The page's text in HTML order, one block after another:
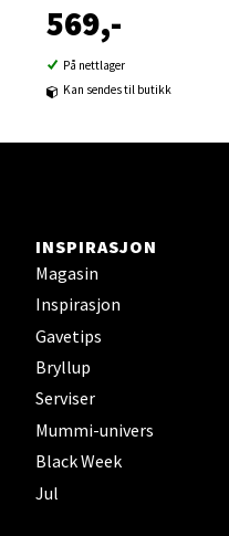
569,-
På nettlager
Kan sendes til butikk
INSPIRASJON
Magasin
Inspirasjon
Gavetips
Bryllup
Serviser
Mummi-univers
Black Week
Jul
Åpent i dag 10-19
0 i butikk
Steinkjer -
Sjøfartsgata 2, 7714